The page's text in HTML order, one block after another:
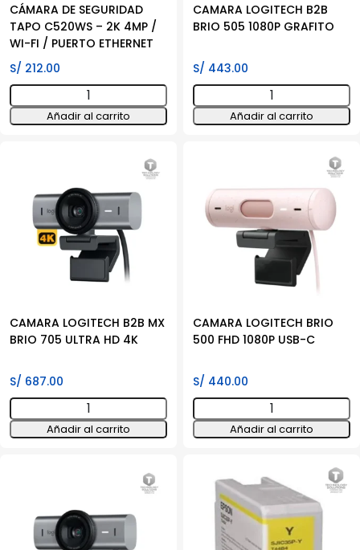
PUERTO
ETHERNET
cantidad
CÁMARA DE SEGURIDAD
TAPO C520WS – 2K 4MP /
WI-FI / PUERTO ETHERNET
S/ 212.00
CÁMARA
DE
SEGURIDAD
4MP
PUERTO
ETHERNET
Añadir al carrito
CAMARA LOGITECH B2B
BRIO 505 1080P GRAFITO
S/ 443.00
CAMARA
LOGITECH
B2B
1080P
GRAFITO
cantidad
Añadir al carrito
CAMARA LOGITECH B2B MX
BRIO 705 ULTRA HD 4K
S/ 687.00
CAMARA
LOGITECH
B2B
ULTRA
Añadir al carrito
CAMARA LOGITECH BRIO
500 FHD 1080P USB-C
S/ 440.00
CAMARA
LOGITECH
BRIO
FHD
1080P
USB-
Añadir al carrito